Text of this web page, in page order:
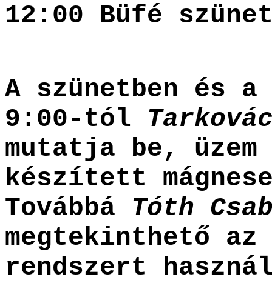
12:00 Büfé
A szünetben és
9:00-tól
mutatja be,
készített
Továbbá Tóth
megtekinthető az
rendszert